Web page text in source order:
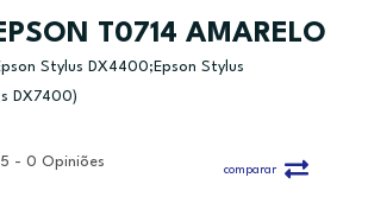
T0714 AMARELO
Stylus DX4400;Epson Stylus
DX7400)
- 0 Opiniões
comparar